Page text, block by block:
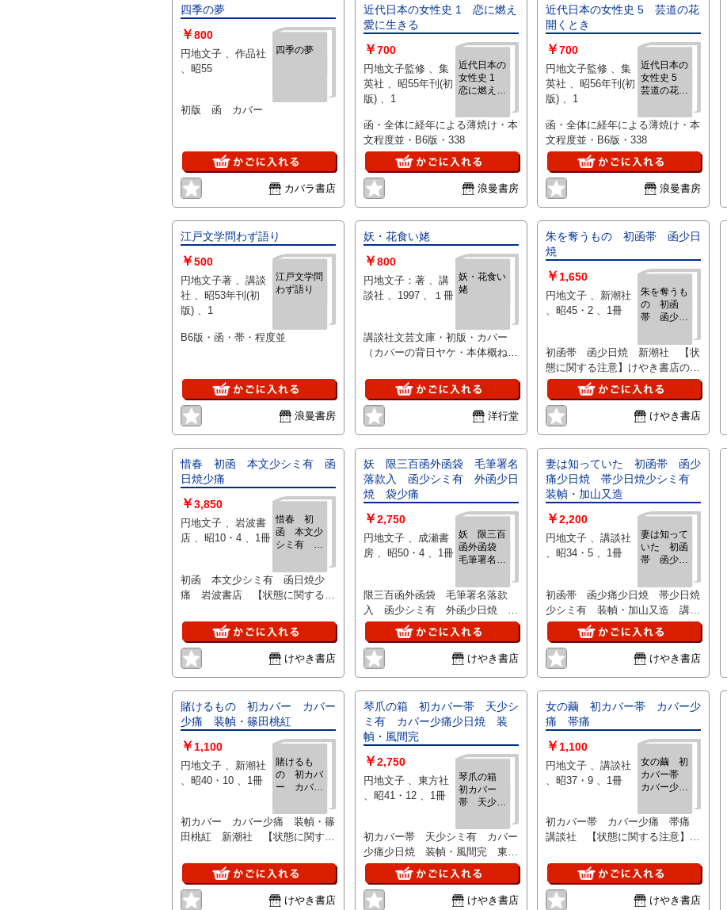
「大学」「鶴の
味」竹内昌平「帽
子」新田潤「心躍
る習慣」南川潤
「美俗」本庄陸男
「一周年を迎へ
て」川端康成「祝
感」井上友一郎
「八つ裂きの蛇・
大連の加藤さん
に」山田多賀市
「夕立雲」那珂孝
内昌平「新聞記
事」細野孝二郎
「宿願」荒木巍
「美しく見えた
女」本庄陸男、田
宮虎彦、田村泰次
派を訊す座談会」
渋川驍「樽切湖（6
結）他 、人民社
、昭和12年 、4冊
四季の夢
四季の夢
￥800
円地文子 、作品社
、昭55
初版 函 カバー
カバラ書店
近代日本の女性史 1 恋に燃え
愛に生きる
近代日本の
女性史 1
恋に燃え愛
￥700
円地文子監修 、集
英社 、昭55年刊(初
版) 、1
函・全体に経年による薄焼け・本
文程度並・B6版・338
浪曼書房
近代日本の女性史 5 芸道の花
開くとき
近代日本の
女性史 5
芸道の花開
￥700
円地文子監修 、集
英社 、昭56年刊(初
版) 、1
函・全体に経年による薄焼け・本
文程度並・B6版・338
浪曼書房
江戸文学問わず語り
江戸文学問
わず語り
￥500
円地文子著 、講談
社 、昭53年刊(初
版) 、1
B6版・函・帯・程度並
浪曼書房
妖・花食い姥
妖・花食い
姥
￥800
円地文子：著 、講
談社 、1997 、１冊
講談社文芸文庫・初版・カバー
（カバーの背日ヤケ・本体概ね
洋行堂
朱を奪うもの 初函帯 函少日
焼
朱を奪うも
の 初函
帯 函少日
￥1,650
円地文子 、新潮社
、昭45・2 、1冊
初函帯 函少日焼 新潮社 【状
態に関する注意】けやき書店の掲
載品は全て、状態に関わらず「中
古品（並）」と表示されていま
す。「日本の古本屋」は６段階の
「状態」表記が必須となりました
態の簡易な区分けは適切ではない
（不可能な）為、状態欄の「中古
品（並）」という表現は考慮にい
れないで下さい。痛みなどの瑕疵
につきましては、解説欄等をご参
考にして下さい。状態表記の無い
ものは特に問題なく良好とお考え
けやき書店
惜春 初函 本文少シミ有 函
日焼少痛
惜春 初
函 本文少
シミ有 函
￥3,850
円地文子 、岩波書
店 、昭10・4 、1冊
初函 本文少シミ有 函日焼少
痛 岩波書店 【状態に関する注
状態に関わらず「中古品（並）」
と表示されています。「日本の古
本屋」は６段階の「状態」表記が
必須となりましたが、当店の扱う
けは適切ではない（不可能な）
為、状態欄の「中古品（並）」と
いう表現は考慮にいれないで下さ
い。痛みなどの瑕疵につきまして
は、解説欄等をご参考にして下さ
い。状態表記の無いものは特に問
題なく良好とお考え下さい。:
けやき書店
妖 限三百函外函袋 毛筆署名
落款入 函少シミ有 外函少日
焼 袋少痛
妖 限三百
函外函袋
毛筆署名落
シミ有 外
函少日焼
袋少痛
￥2,750
円地文子 、成瀬書
房 、昭50・4 、1冊
限三百函外函袋 毛筆署名落款
入 函少シミ有 外函少日焼 袋
少痛 成瀬書房 【状態に関する
注意】けやき書店の掲載品は全
て、状態に関わらず「中古品
（並）」と表示されています。
態」表記が必須となりましたが、
当店の扱う商品の特質上、状態の
簡易な区分けは適切ではない（不
可能な）為、状態欄の「中古品
（並）」という表現は考慮にいれ
ないで下さい。痛みなどの瑕疵に
つきましては、解説欄等をご参考
にして下さい。状態表記の無いも
のは特に問題なく良好とお考え下
さい。:
けやき書店
妻は知っていた 初函帯 函少
痛少日焼 帯少日焼少シミ有
装幀・加山又造
妻は知って
いた 初函
帯 函少痛
少日焼少シ
ミ有 装
幀・加山又
造
￥2,200
円地文子 、講談社
、昭34・5 、1冊
初函帯 函少痛少日焼 帯少日焼
少シミ有 装幀・加山又造 講談
社 【状態に関する注意】けやき
書店の掲載品は全て、状態に関わ
らず「中古品（並）」と表示され
ています。「日本の古本屋」は６
ましたが、当店の扱う商品の特質
上、状態の簡易な区分けは適切で
はない（不可能な）為、状態欄の
「中古品（並）」という表現は考
慮にいれないで下さい。痛みなど
の瑕疵につきましては、解説欄等
をご参考にして下さい。状態表記
の無いものは特に問題なく良好と
お考え下さい。:
けやき書店
賭けるもの 初カバー カバー
少痛 装幀・篠田桃紅
賭けるも
の 初カバ
ー カバー
幀・篠田桃
紅
￥ 1,100
円地文子 、新潮社
、昭40・10 、1冊
初カバー カバー少痛 装幀・篠
田桃紅 新潮社 【状態に関する
て、状態に関わらず「中古品
（並）」と表示されています。
「日本の古本屋」は６段階の「状
けやき書店
琴爪の箱 初カバー帯 天少シ
ミ有 カバー少痛少日焼 装
幀・風間完
琴爪の箱
初カバー
帯 天少シ
ー少痛少日
焼 装幀・
風間完
￥2,750
円地文子 、東方社
、昭41・12 、1冊
初カバー帯 天少シミ有 カバー
少痛少日焼 装幀・風間完 東方
社 【状態に関する注意】けやき
書店の掲載品は全て、状態に関わ
らず「中古品（並）」と表示され
けやき書店
女の繭 初カバー帯 カバー少
痛 帯痛
女の繭 初
カバー帯
カバー少
￥ 1,100
円地文子 、講談社
、昭37・9 、1冊
初カバー帯 カバー少痛 帯痛
講談社 【状態に関する注意】け
関わらず「中古品（並）」と表示
されています。「日本の古本屋」
は６段階の「状態」表記が必須と
けやき書店